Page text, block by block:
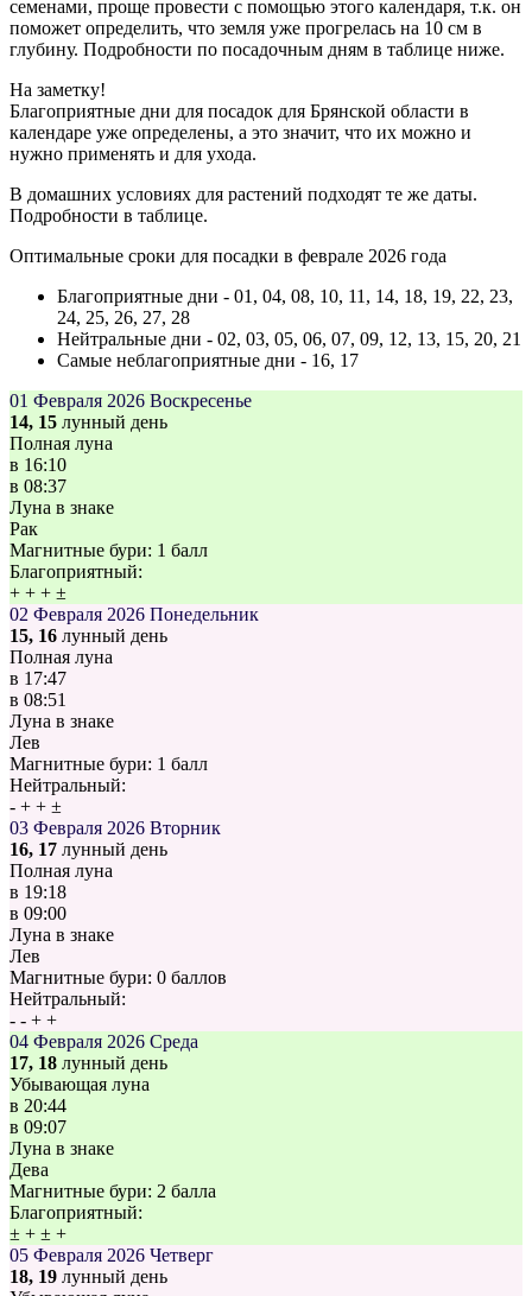
семенами, проще провести с помощью этого календаря, т.к. он
поможет определить, что земля уже прогрелась на 10 см в
глубину. Подробности по посадочным дням в таблице ниже.
На заметку!
Благоприятные дни для посадок для Брянской области в
календаре уже определены, а это значит, что их можно и
нужно применять и для ухода.
В домашних условиях для растений подходят те же даты.
Подробности в таблице.
Оптимальные сроки для посадки в феврале 2026 года
Благоприятные дни - 01, 04, 08, 10, 11, 14, 18, 19, 22, 23,
24, 25, 26, 27, 28
Нейтральные дни - 02, 03, 05, 06, 07, 09, 12, 13, 15, 20, 21
Самые неблагоприятные дни - 16, 17
01 Февраля 2026 Воскресенье
14, 15 лунный день
Полная луна
в 16:10
в 08:37
Луна в знаке
Рак
Магнитные бури: 1 балл
Благоприятный:
+ + + ±
02 Февраля 2026 Понедельник
15, 16 лунный день
Полная луна
в 17:47
в 08:51
Луна в знаке
Лев
Магнитные бури: 1 балл
Нейтральный:
- + + ±
03 Февраля 2026 Вторник
16, 17 лунный день
Полная луна
в 19:18
в 09:00
Луна в знаке
Лев
Магнитные бури: 0 баллов
Нейтральный:
- - + +
04 Февраля 2026 Среда
17, 18 лунный день
Убывающая луна
в 20:44
в 09:07
Луна в знаке
Дева
Магнитные бури: 2 балла
Благоприятный:
± + ± +
05 Февраля 2026 Четверг
18, 19 лунный день